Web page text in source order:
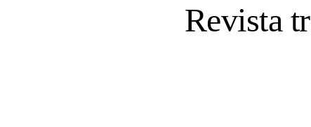
Revista